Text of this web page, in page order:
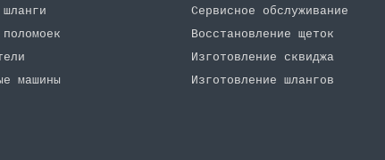
машины
Сервисное обслуживание
Восстановление щеток
Изготовление сквиджа
Изготовление шлангов